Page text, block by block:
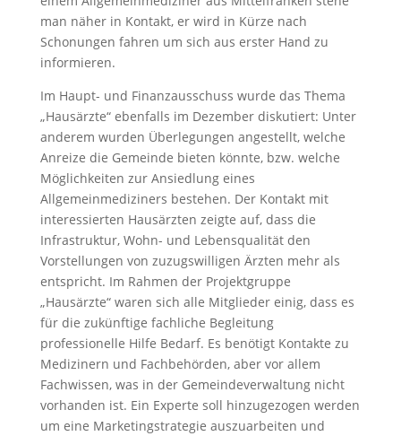
man näher in Kontakt, er wird in Kürze nach
Schonungen fahren um sich aus erster Hand zu
informieren.
Im Haupt- und Finanzausschuss wurde das Thema
„Hausärzte“ ebenfalls im Dezember diskutiert: Unter
anderem wurden Überlegungen angestellt, welche
Anreize die Gemeinde bieten könnte, bzw. welche
Möglichkeiten zur Ansiedlung eines
Allgemeinmediziners bestehen. Der Kontakt mit
interessierten Hausärzten zeigte auf, dass die
Infrastruktur, Wohn- und Lebensqualität den
Vorstellungen von zuzugswilligen Ärzten mehr als
entspricht. Im Rahmen der Projektgruppe
„Hausärzte“ waren sich alle Mitglieder einig, dass es
für die zukünftige fachliche Begleitung
professionelle Hilfe Bedarf. Es benötigt Kontakte zu
Medizinern und Fachbehörden, aber vor allem
Fachwissen, was in der Gemeindeverwaltung nicht
vorhanden ist. Ein Experte soll hinzugezogen werden
um eine Marketingstrategie auszuarbeiten und